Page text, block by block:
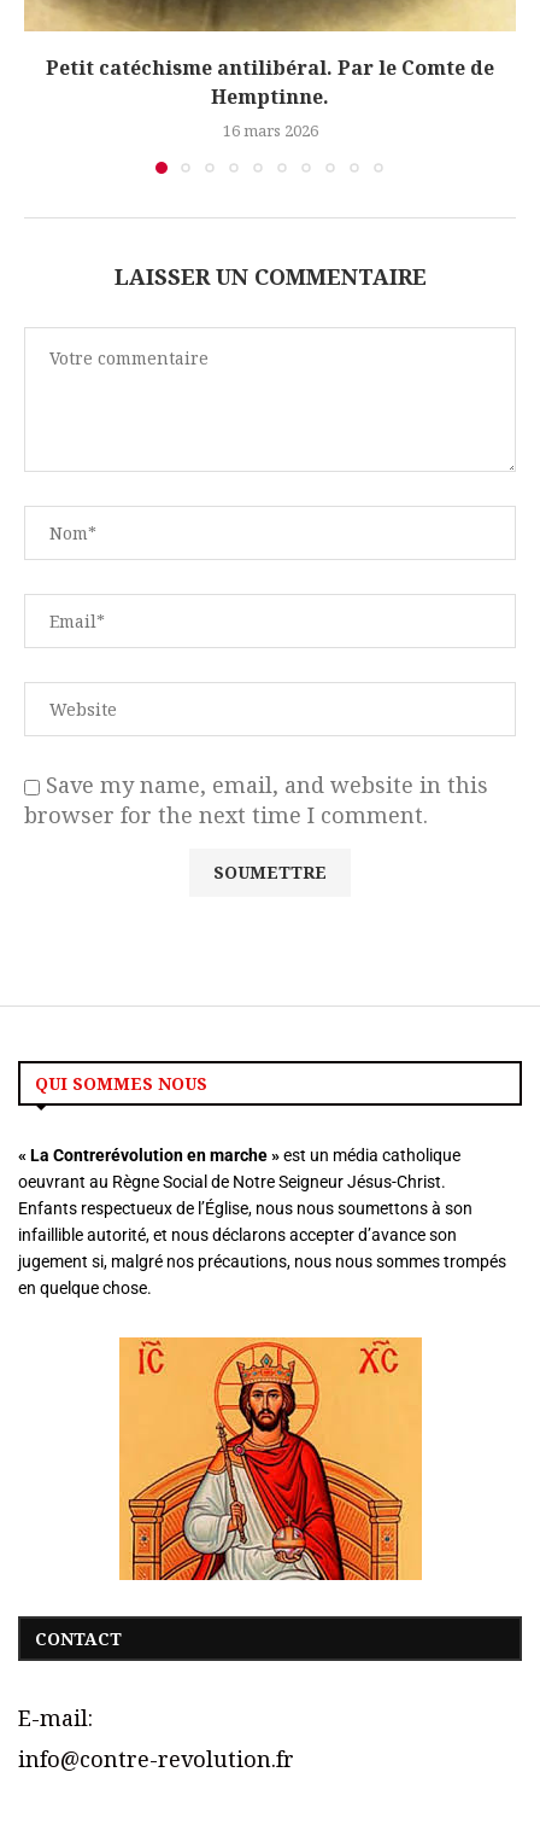
Petit catéchisme antilibéral. Par le Comte de
Hemptinne.
16 mars 2026
LAISSER UN COMMENTAIRE
Save my name, email, and website in this
browser for the next time I comment.
QUI SOMMES NOUS
« La Contrerévolution en marche »est un média catholique
oeuvrant au Règne Social de Notre Seigneur Jésus-Christ.
Enfants respectueux de l’Église, nous nous soumettons à son
infaillible autorité, et nous déclarons accepter d’avance son
jugement si, malgré nos précautions, nous nous sommes trompés
en quelque chose.
CONTACT
E-mail:
info@contre-revolution.fr